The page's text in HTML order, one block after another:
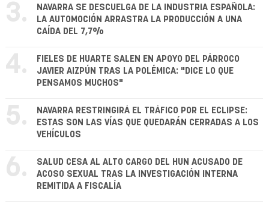
3.
NAVARRA SE DESCUELGA DE LA INDUSTRIA ESPAÑOLA:
LA AUTOMOCIÓN ARRASTRA LA PRODUCCIÓN A UNA
CAÍDA DEL 7,7%
4.
FIELES DE HUARTE SALEN EN APOYO DEL PÁRROCO
JAVIER AIZPÚN TRAS LA POLÉMICA: "DICE LO QUE
PENSAMOS MUCHOS"
5.
NAVARRA RESTRINGIRÁ EL TRÁFICO POR EL ECLIPSE:
ESTAS SON LAS VÍAS QUE QUEDARÁN CERRADAS A LOS
VEHÍCULOS
6.
SALUD CESA AL ALTO CARGO DEL HUN ACUSADO DE
ACOSO SEXUAL TRAS LA INVESTIGACIÓN INTERNA
REMITIDA A FISCALÍA